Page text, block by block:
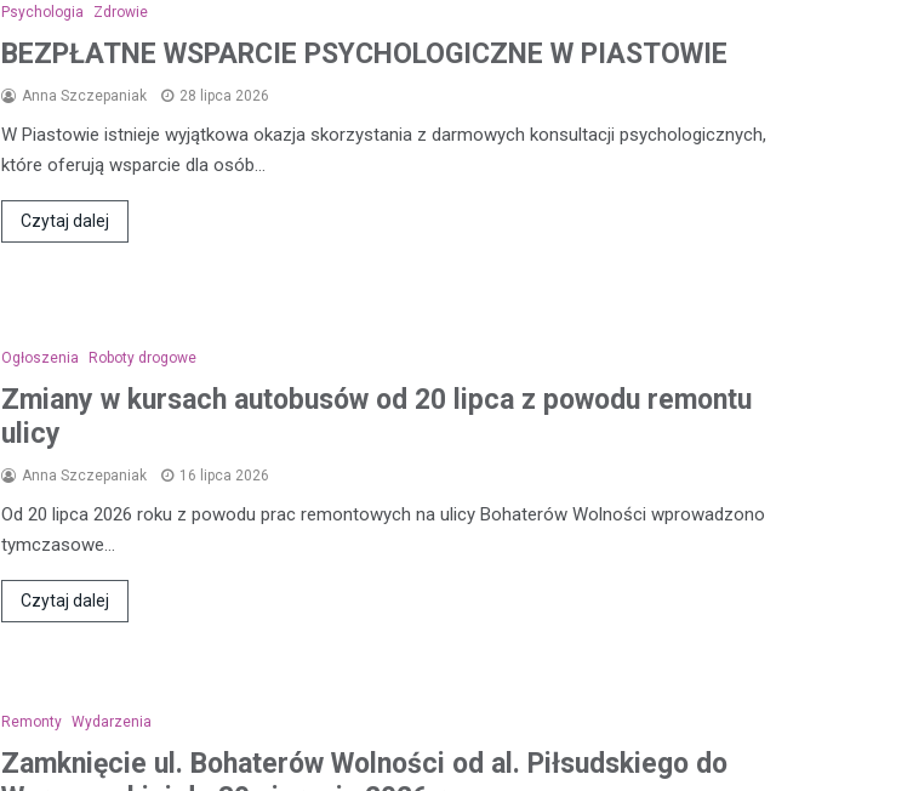
Psychologia Zdrowie
BEZPŁATNE WSPARCIE PSYCHOLOGICZNE W PIASTOWIE
Anna Szczepaniak 28 lipca 2026
W Piastowie istnieje wyjątkowa okazja skorzystania z darmowych konsultacji psychologicznych,
które oferują wsparcie dla osób…
Czytaj dalej
Ogłoszenia Roboty drogowe
Zmiany w kursach autobusów od 20 lipca z powodu remontu
ulicy
Anna Szczepaniak 16 lipca 2026
Od 20 lipca 2026 roku z powodu prac remontowych na ulicy Bohaterów Wolności wprowadzono
tymczasowe…
Czytaj dalej
Remonty Wydarzenia
Zamknięcie ul. Bohaterów Wolności od al. Piłsudskiego do